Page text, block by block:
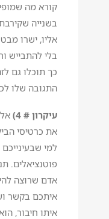
קורא מה
בשנייה
אליו, ישרו מבט
בלי להתבייש
כך תוכלו גם
התגובה שלו
עיקרון # 4)
את כרטיסי
למי
פוטנציאלים.
אדם שרוצה
איתכם בקשר
איתו חיבור,